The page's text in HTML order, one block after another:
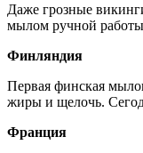
Даже грозные
мылом ручной
Финляндия
Первая финская
жиры и щелочь.
Франция